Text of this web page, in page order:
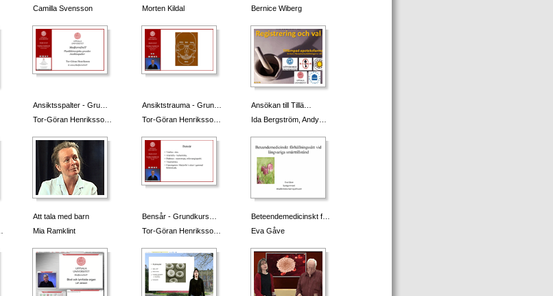
Camilla Svensson
Morten Kildal
Bernice Wiberg
Ansiktsspalter - Gru…
Tor-Göran Henriksso…
Ansiktstrauma - Grun…
Tor-Göran Henriksso…
Ansökan till Tillä…
Ida Bergström, Andy…
Att tala med barn
Mia Ramklint
Bensår - Grundkurs…
Tor-Göran Henriksso…
Beteendemedicinskt f…
Eva Gåve